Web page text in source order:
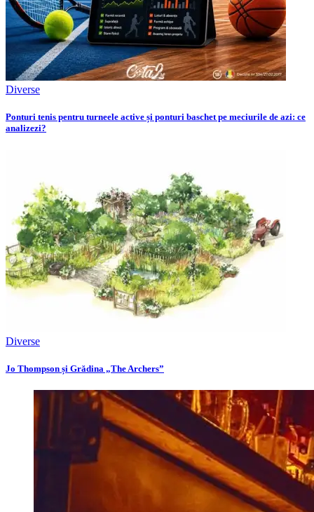
Diverse
Ponturi tenis pentru turneele active și ponturi baschet pe meciurile de azi: ce
analizezi?
Diverse
Jo Thompson și Grădina „The Archers”